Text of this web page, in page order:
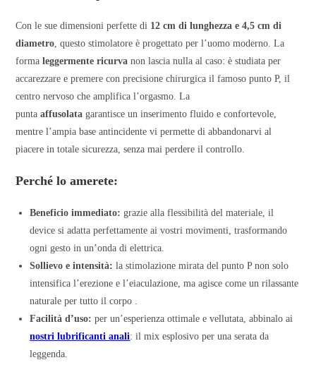
Con le sue dimensioni perfette di 12 cm di lunghezza e 4,5 cm di
diametro , questo stimolatore è progettato per l’uomo moderno. La
formaleggermente ricurva non lascia nulla al caso: è studiata per
accarezzare e premere con precisione chirurgica il famoso punto P, il
centro nervoso che amplifica l’orgasmo. La
puntaaffusolata garantisce un inserimento fluido e confortevole,
mentre l’ampia base antincidente vi permette di abbandonarvi al
piacere in totale sicurezza, senza mai perdere il controllo.
Perché lo amerete:
Beneficio immediato: grazie alla flessibilità del materiale, il
device si adatta perfettamente ai vostri movimenti, trasformando
ogni gesto in un’onda di elettrica.
Sollievo e intensità: la stimolazione mirata del punto P non solo
intensifica l’erezione e l’eiaculazione, ma agisce come un rilassante
naturale per tutto il corpo .
Facilità d’uso: per un’esperienza ottimale e vellutata, abbinalo ai
nostri lubrificanti anali: il mix esplosivo per una serata da
leggenda.